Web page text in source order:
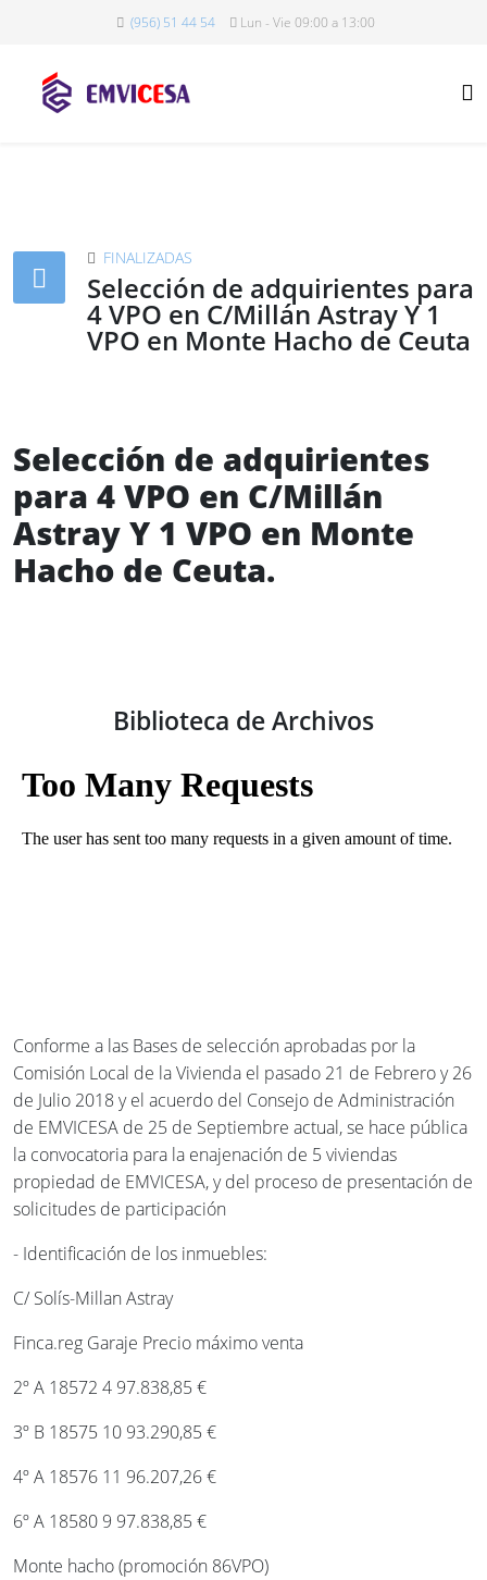
(956) 51 44 54 Lun - Vie 09:00 a 13:00
FINALIZADAS
Selección de adquirientes para
4 VPO en C/Millán Astray Y 1
VPO en Monte Hacho de Ceuta
Selección de adquirientes
para 4 VPO en C/Millán
Astray Y 1 VPO en Monte
Hacho de Ceuta.
Biblioteca de Archivos
Conforme a las Bases de selección aprobadas por la
Comisión Local de la Vivienda el pasado 21 de Febrero y 26
de Julio 2018 y el acuerdo del Consejo de Administración
de EMVICESA de 25 de Septiembre actual, se hace pública
la convocatoria para la enajenación de 5 viviendas
propiedad de EMVICESA, y del proceso de presentación de
solicitudes de participación
- Identificación de los inmuebles:
C/ Solís-Millan Astray
Finca.reg Garaje Precio máximo venta
2º A 18572 4 97.838,85 €
3º B 18575 10 93.290,85 €
4º A 18576 11 96.207,26 €
6º A 18580 9 97.838,85 €
Monte hacho (promoción 86VPO)